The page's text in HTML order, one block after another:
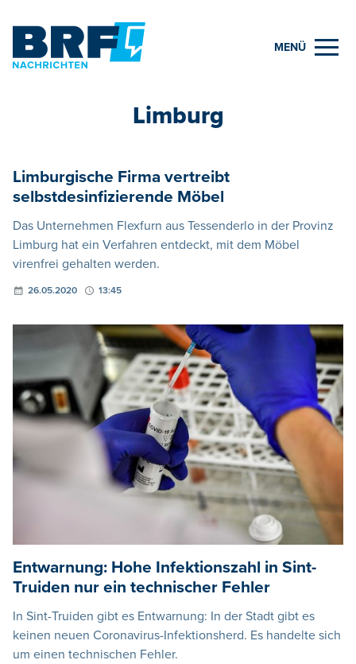
MENÜ
Limburg
Limburgische Firma vertreibt
selbstdesinfizierende Möbel
Das Unternehmen Flexfurn aus Tessenderlo in der Provinz
Limburg hat ein Verfahren entdeckt, mit dem Möbel
virenfrei gehalten werden.
26.05.2020 13:45
Entwarnung: Hohe Infektionszahl in Sint-
Truiden nur ein technischer Fehler
In Sint-Truiden gibt es Entwarnung: In der Stadt gibt es
keinen neuen Coronavirus-Infektionsherd. Es handelte sich
um einen technischen Fehler.